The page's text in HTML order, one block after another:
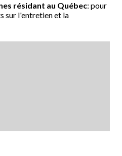
résidant au Québec: pour
sur l'entretien et la